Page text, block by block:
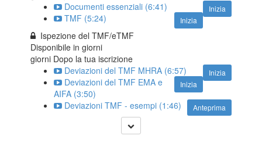
Inizia
Documenti essenziali (6:41)
Inizia
TMF (5:24)
Ispezione del TMF/eTMF
Disponibile ingiorni
giorni Dopo la tua iscrizione
Inizia
Deviazioni del TMF MHRA (6:57)
Inizia
Deviazioni del TMF EMA e
AIFA (3:50)
Anteprima
Deviazioni TMF - esempi (1:46)